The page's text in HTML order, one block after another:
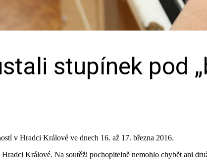
stupínek pod
v Hradci Králové ve dnech 16. až 17. března 2016.
Králové. Na soutěži pochopitelně nemohlo chybět ani